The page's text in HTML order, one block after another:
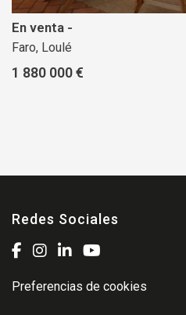
En venta -
Faro, Loulé
1 880 000 €
Redes Sociales
Preferencias de cookies